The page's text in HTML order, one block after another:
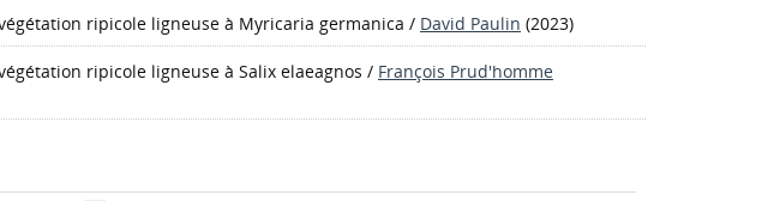
ripicole ligneuse à Myricaria germanica / David Paulin (2023)
ripicole ligneuse à Salix elaeagnos / François Prud'homme